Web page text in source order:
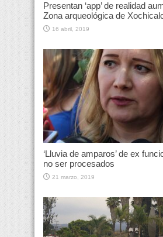
Presentan ‘app’ de realidad
Zona arqueológica de
16 abril, 2019
‘Lluvia de amparos’ de ex
no ser procesados
21 marzo, 2019